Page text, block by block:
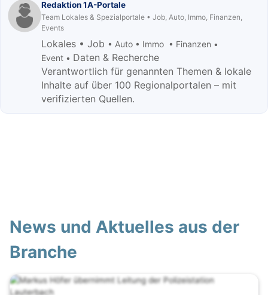
Redaktion 1A-Portale
Team Lokales & Spezialportale • Job, Auto, Immo, Finanzen,
Events
Lokales • Job • Auto • Immo • Finanzen •
Event • Daten & Recherche
Verantwortlich für genannten Themen & lokale
Inhalte auf über 100 Regionalportalen – mit
verifizierten Quellen.
News und Aktuelles aus der
Branche